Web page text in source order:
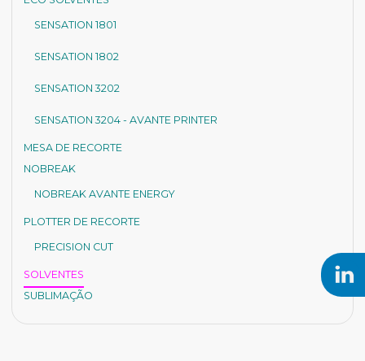
SENSATION 1801
SENSATION 1802
SENSATION 3202
SENSATION 3204 - AVANTE PRINTER
MESA DE RECORTE
NOBREAK
NOBREAK AVANTE ENERGY
PLOTTER DE RECORTE
PRECISION CUT
SOLVENTES
SUBLIMAÇÃO